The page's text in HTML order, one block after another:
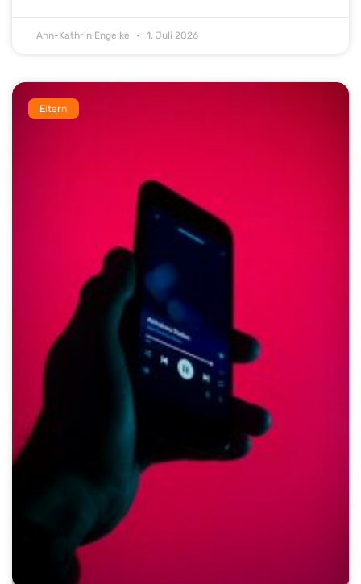
Ann-Kathrin Engelke 1. Juli 2026
Eltern